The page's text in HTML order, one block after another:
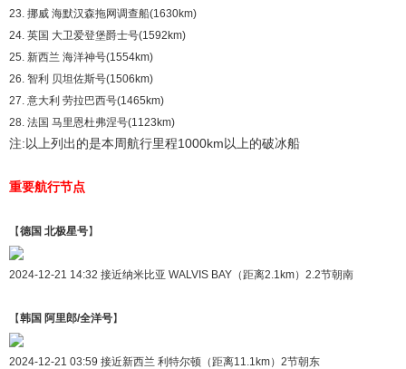
23. 挪威 海默汉森拖网调查船(1630km)
24. 英国 大卫爱登堡爵士号(1592km)
25. 新西兰 海洋神号(1554km)
26. 智利 贝坦佐斯号(1506km)
27. 意大利 劳拉巴西号(1465km)
28. 法国 马里恩杜弗涅号(1123km)
注:以上列出的是本周航行里程1000km以上的破冰船
重要航行节点
【德国 北极星号】
2024-12-21 14:32 接近纳米比亚 WALVIS BAY（距离2.1km）2.2节朝南
【韩国 阿里郎/全洋号】
2024-12-21 03:59 接近新西兰 利特尔顿（距离11.1km）2节朝东